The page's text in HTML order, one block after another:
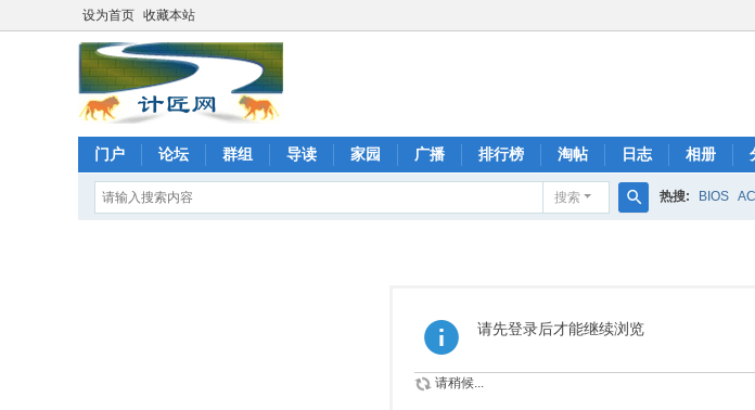
设为首页 收藏本站
门户 论坛 群组 导读 家园 广播 排行榜 淘帖 日志 相册
搜索 热搜: BIOS
请先登录后才能继续浏览
请稍候...